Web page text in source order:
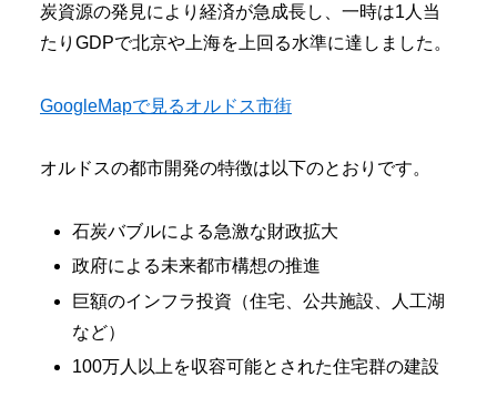
炭資源の発見により経済が急成長し、一時は1人当
たりGDPで北京や上海を上回る水準に達しました。
GoogleMapで見るオルドス市街
オルドスの都市開発の特徴は以下のとおりです。
石炭バブルによる急激な財政拡大
政府による未来都市構想の推進
巨額のインフラ投資（住宅、公共施設、人工湖
など）
100万人以上を収容可能とされた住宅群の建設